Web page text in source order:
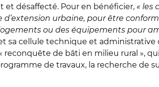
et désaffecté. Pour en bénéficier, « les
urbaine, pour être
ou des équipements pour
sa cellule technique et
reconquête de bâti en milieu rural »,
de travaux, la recherche de